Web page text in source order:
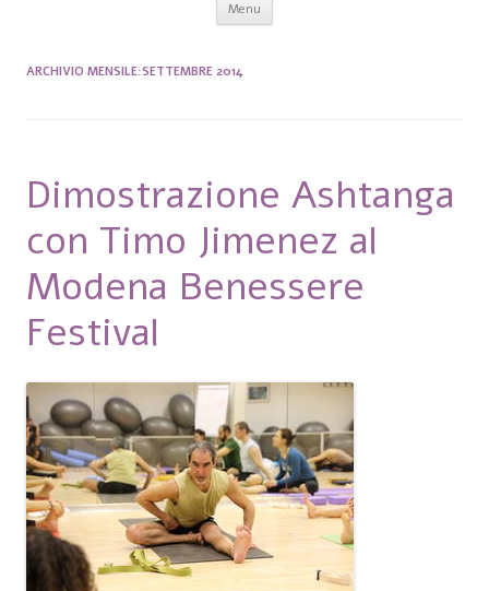
Menu
ARCHIVIO MENSILE:SETTEMBRE 2014
Dimostrazione Ashtanga
con Timo Jimenez al
Modena Benessere
Festival